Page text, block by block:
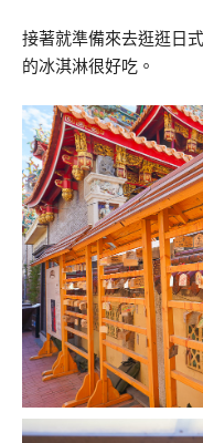
接著就準備來去逛逛日
的冰淇淋很好吃。